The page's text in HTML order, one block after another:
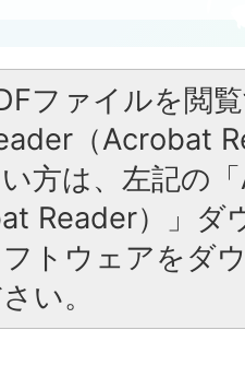
ファイルを閲
（Acrobat
方は、左記の
Reader）」ダ
トウェアをダ
い。